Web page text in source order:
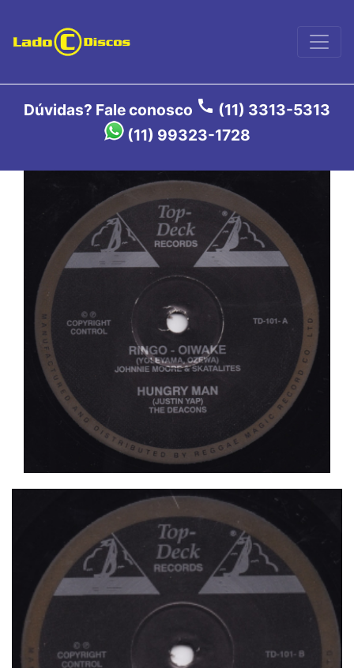
Dúvidas? Fale conosco call (11) 3313-5313
(11) 99323-1728